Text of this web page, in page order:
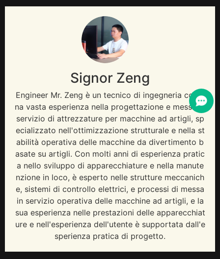
Signor Zeng
Engineer Mr. Zeng è un tecnico di ingegneria con u
na vasta esperienza nella progettazione e messa in
servizio di attrezzature per macchine ad artigli, sp
ecializzato nell'ottimizzazione strutturale e nella st
abilità operativa delle macchine da divertimento b
asate su artigli. Con molti anni di esperienza pratic
a nello sviluppo di apparecchiature e nella manute
nzione in loco, è esperto nelle strutture meccanich
e, sistemi di controllo elettrici, e processi di messa
in servizio operativa delle macchine ad artigli, e la
sua esperienza nelle prestazioni delle apparecchiat
ure e nell'esperienza dell'utente è supportata dall'e
sperienza pratica di progetto.